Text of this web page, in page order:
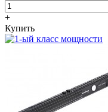
+
Купить